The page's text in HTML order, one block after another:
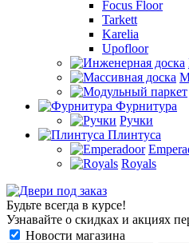
Focus Floor
Tarkett
Karelia
Upofloor
Фурнитура
Ручки
Плинтуса
Royals
Будьте всегда в курсе!
Узнавайте о скидках и акциях
Новости магазина